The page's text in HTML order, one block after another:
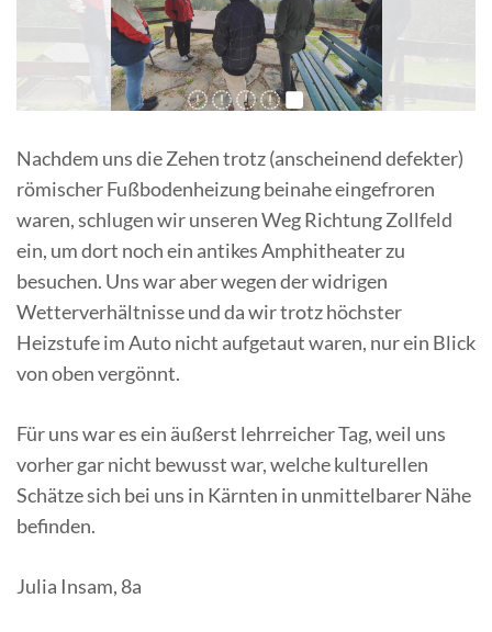
Nachdem uns die Zehen trotz (anscheinend defekter)
römischer Fußbodenheizung beinahe eingefroren
waren, schlugen wir unseren Weg Richtung Zollfeld
ein, um dort noch ein antikes Amphitheater zu
besuchen. Uns war aber wegen der widrigen
Wetterverhältnisse und da wir trotz höchster
Heizstufe im Auto nicht aufgetaut waren, nur ein Blick
von oben vergönnt.
Für uns war es ein äußerst lehrreicher Tag, weil uns
vorher gar nicht bewusst war, welche kulturellen
Schätze sich bei uns in Kärnten in unmittelbarer Nähe
befinden.
Julia Insam, 8a